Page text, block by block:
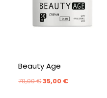
Beauty Age
70,00€Original
35,00 €Текущата